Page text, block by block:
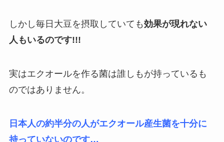
しかし毎日大豆を摂取していても効果が現れない
人もいるのです!!!
実はエクオールを作る菌は誰しもが持っているも
のではありません。
日本人の約半分の人がエクオール産生菌を十分に
持っていないのです…